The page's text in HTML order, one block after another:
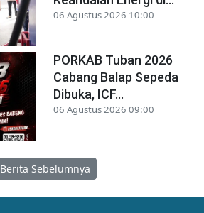
06 Agustus 2026 10:00
PORKAB Tuban 2026
Cabang Balap Sepeda
Dibuka, ICF...
06 Agustus 2026 09:00
Berita Sebelumnya